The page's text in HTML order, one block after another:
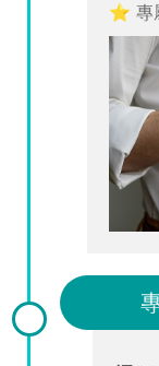
⭐ 專